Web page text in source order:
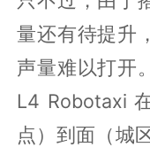
量还有待提升
声量难以打开
L4 Robotaxi
点）到面（城